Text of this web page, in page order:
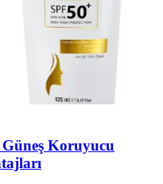
Güneş Koruyucu